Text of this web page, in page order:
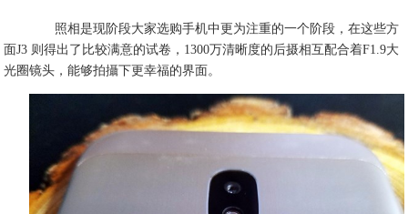
照相是现阶段大家选购手机中更为注重的一个阶段，在这些方
面J3 则得出了比较满意的试卷，1300万清晰度的后摄相互配合着F1.9大
光圈镜头，能够拍攝下更幸福的界面。